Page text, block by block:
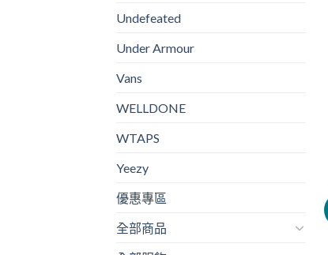
Undefeated
Under Armour
Vans
WELLDONE
WTAPS
Yeezy
優惠專區
全部商品